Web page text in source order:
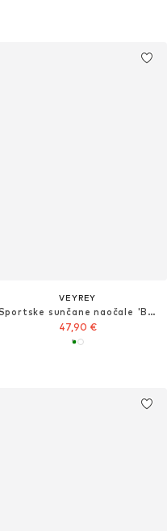
VEYREY
Sportske sunčane naočale 'Bralter'
47,90 €